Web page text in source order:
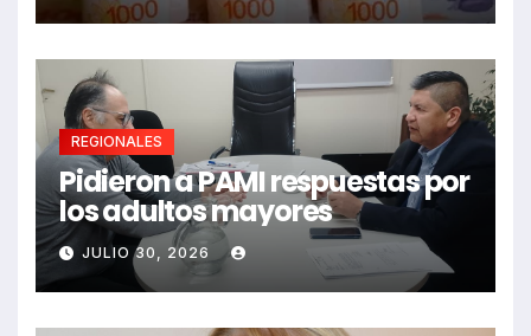
REGIONALES
Pidieron a PAMI respuestas por
los adultos mayores
JULIO 30, 2026